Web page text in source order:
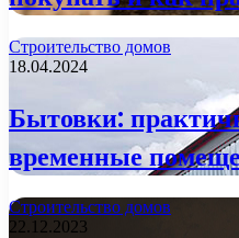
Строительство домов
18.04.2024
Бытовки:
временные
Строительство домов
22.12.2023